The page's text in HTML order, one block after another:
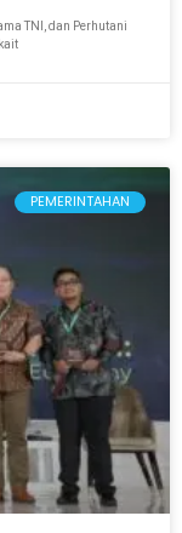
TNI, dan Perhutani
PEMERINTAHAN